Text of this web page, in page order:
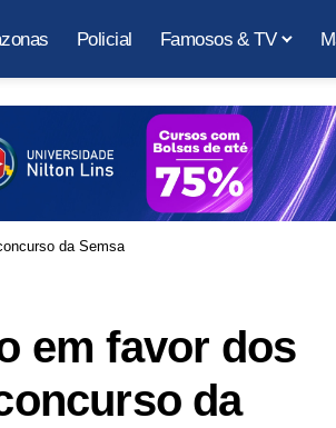
Policial Famosos & TV
Defensoria ingressa com ação em favor dos candidatos prejudicados em concurso da Semsa
em favor dos
da